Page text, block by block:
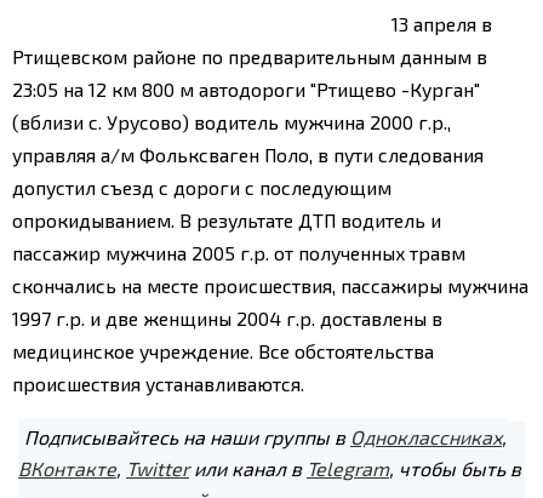
13 апреля в
Ртищевском районе по предварительным данным в
23:05 на 12 км 800 м автодороги "Ртищево -Курган"
(вблизи с. Урусово) водитель мужчина 2000 г.р.,
управляя а/м Фольксваген Поло, в пути следования
допустил съезд с дороги с последующим
опрокидыванием. В результате ДТП водитель и
пассажир мужчина 2005 г.р. от полученных травм
скончались на месте происшествия, пассажиры мужчина
1997 г.р. и две женщины 2004 г.р. доставлены в
медицинское учреждение. Все обстоятельства
происшествия устанавливаются.
Подписывайтесь на наши группы в Одноклассниках,
ВКонтакте, Twitterили канал в Telegram, чтобы быть в